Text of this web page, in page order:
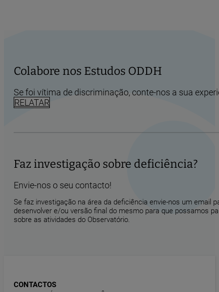
Colabore nos Estudos ODDH
Se foi vítima de discriminação, conte-nos a sua
RELATAR
Faz investigação sobre deficiência?
Envie-nos o seu contacto!
Se faz investigação na área da deficiência envie-nos um
desenvolver e/ou versão final do mesmo para que possamos
sobre as atividades do Observatório.
CONTACTOS